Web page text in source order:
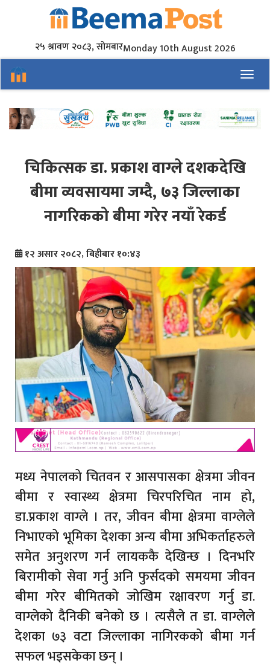
२५ श्रावण २०८३, सोमबारMonday 10th August 2026
चिकित्सक डा. प्रकाश वाग्ले दशकदेखि
बीमा व्यवसायमा जम्दै, ७३ जिल्लाका
नागरिकको बीमा गरेर नयाँ रेकर्ड
१२ असार २०८२, बिहीबार १०:४३
मध्य नेपालको चितवन र आसपासका क्षेत्रमा जीवन
बीमा र स्वास्थ्य क्षेत्रमा चिरपरिचित नाम हो,
डा.प्रकाश वाग्ले । तर, जीवन बीमा क्षेत्रमा वाग्लेले
निभाएको भूमिका देशका अन्य बीमा अभिकर्ताहरुले
समेत अनुशरण गर्न लायककै देखिन्छ । दिनभरि
बिरामीको सेवा गर्नु अनि फुर्सदको समयमा जीवन
बीमा गरेर बीमितको जोखिम रक्षावरण गर्नु डा.
वाग्लेको दैनिकी बनेको छ । त्यसैले त डा. वाग्लेले
देशका ७३ वटा जिल्लाका नागिरकको बीमा गर्न
सफल भइसकेका छन् ।